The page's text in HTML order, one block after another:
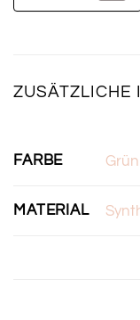
ZUSÄTZLICHE
FARBE Grün
MATERIAL